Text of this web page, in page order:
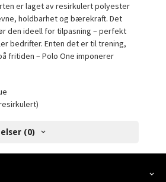
er laget av resirkulert polyester
holdbarhet og bærekraft. Det
den ideell for tilpasning – perfekt
bedrifter. Enten det er til trening,
fritiden – Polo One imponerer
(0)